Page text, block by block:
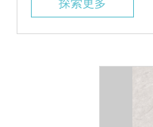
探索更多